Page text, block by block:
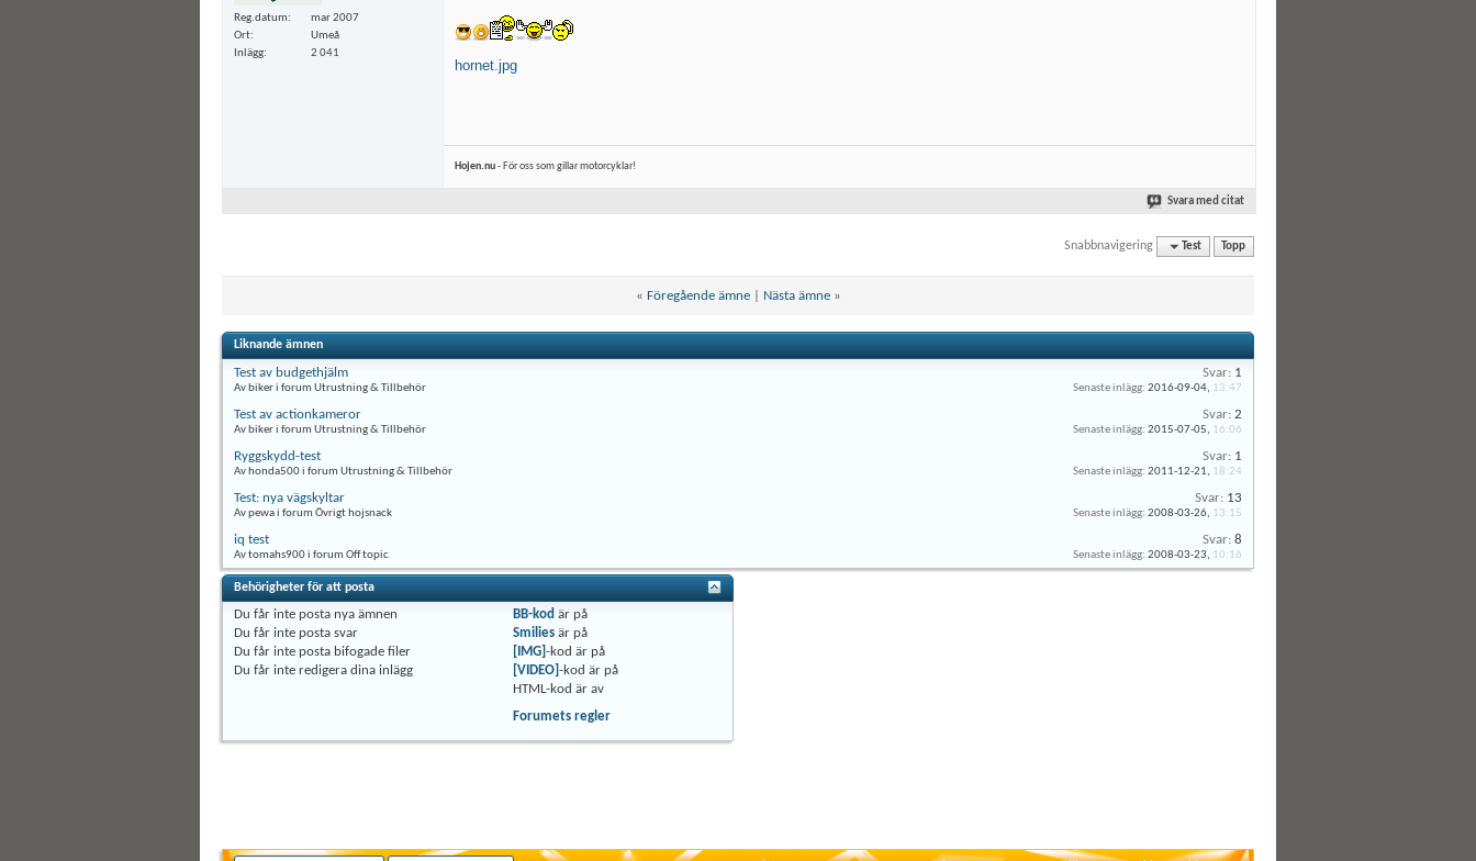
Reg.datum
mar 2007
Ort
Umeå
Inlägg
2 041
hornet.jpg
Hojen.nu- För oss som gillar motorcyklar!
Svara med citat
Snabbnavigering Test Topp
« Föregående ämne| Nästa ämne »
Liknande ämnen
Test av budgethjälm
Av biker i forum Utrustning & Tillbehör
Svar: 1
Senaste inlägg: 2016-09-04, 13:47
Test av actionkameror
Av biker i forum Utrustning & Tillbehör
Svar: 2
Senaste inlägg: 2015-07-05, 16:06
Ryggskydd-test
Av honda500 i forum Utrustning & Tillbehör
Svar: 1
Senaste inlägg: 2011-12-21, 18:24
Test: nya vägskyltar
Av pewa i forum Övrigt hojsnack
Svar: 13
Senaste inlägg: 2008-03-26, 13:15
iq test
Av tomahs900 i forum Off topic
Svar: 8
Senaste inlägg: 2008-03-23, 10:16
Behörigheter för att posta
Du får inte posta nya ämnen
Du får inte posta svar
Du får inte posta bifogade filer
Du får inte redigera dina inlägg
BB-kod är på
Smilies är på
[IMG] -kod är på
[VIDEO] -kod är på
HTML-kod är av
Forumets regler